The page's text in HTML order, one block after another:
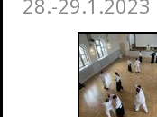
28.-29.1.2023